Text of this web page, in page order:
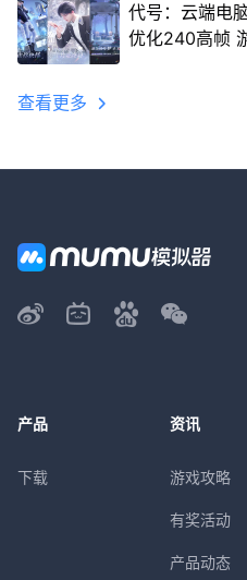
代号：云端电
优化240高帧
查看更多
产品
下载
资讯
游戏攻略
有奖活动
产品动态